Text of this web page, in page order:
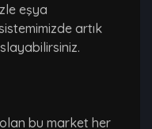
eşya
artık
bu market her